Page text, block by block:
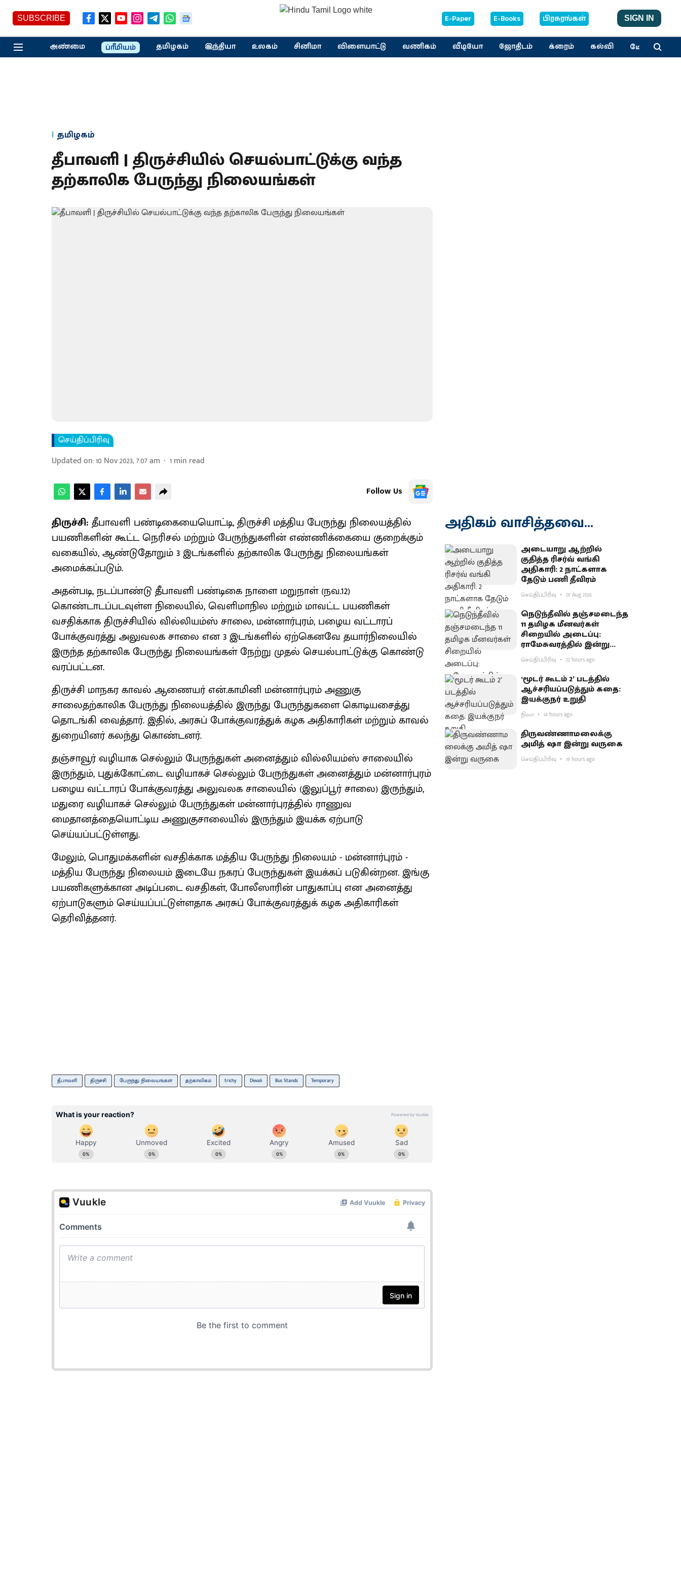
SUBSCRIBE E-Paper E-Books பிரசுரங்கள் SIGN IN
அண்மை ப்ரீமியம் தமிழகம் இந்தியா உலகம் சினிமா விளையாட்டு வணிகம் வீடியோ ஜோதிடம் க்ரைம் கல்வி மேலும்
தமிழகம்
தீபாவளி | திருச்சியில் செயல்பாட்டுக்கு வந்த
தற்காலிக பேருந்து நிலையங்கள்
செய்திப்பிரிவு
Updated on:10 Nov 2023, 7:07 am 1min read
Follow Us
திருச்சி: தீபாவளி பண்டிகையையொட்டி, திருச்சி மத்திய பேருந்து நிலையத்தில்
பயணிகளின் கூட்ட நெரிசல் மற்றும் பேருந்துகளின் எண்ணிக்கையை குறைக்கும்
வகையில், ஆண்டுதோறும் 3 இடங்களில் தற்காலிக பேருந்து நிலையங்கள்
அமைக்கப்படும்.
அதன்படி, நடப்பாண்டு தீபாவளி பண்டிகை நாளை மறுநாள் (நவ.12)
கொண்டாடப்படவுள்ள நிலையில், வெளிமாநில மற்றும் மாவட்ட பயணிகள்
வசதிக்காக திருச்சியில் வில்லியம்ஸ் சாலை, மன்னார்புரம், பழைய வட்டாரப்
போக்குவரத்து அலுவலக சாலை என 3 இடங்களில் ஏற்கெனவே தயார்நிலையில்
இருந்த தற்காலிக பேருந்து நிலையங்கள் நேற்று முதல் செயல்பாட்டுக்கு கொண்டு
வரப்பட்டன.
திருச்சி மாநகர காவல் ஆணையர் என்.காமினி மன்னார்புரம் அணுகு
சாலைதற்காலிக பேருந்து நிலையத்தில் இருந்து பேருந்துகளை கொடியசைத்து
தொடங்கி வைத்தார். இதில், அரசுப் போக்குவரத்துக் கழக அதிகாரிகள் மற்றும் காவல்
துறையினர் கலந்து கொண்டனர்.
தஞ்சாவூர் வழியாக செல்லும் பேருந்துகள் அனைத்தும் வில்லியம்ஸ் சாலையில்
இருந்தும், புதுக்கோட்டை வழியாகச் செல்லும் பேருந்துகள் அனைத்தும் மன்னார்புரம்
பழைய வட்டாரப் போக்குவரத்து அலுவலக சாலையில் (இலுப்பூர் சாலை) இருந்தும்,
மதுரை வழியாகச் செல்லும் பேருந்துகள் மன்னார்புரத்தில் ராணுவ
மைதானத்தையொட்டிய அணுகுசாலையில் இருந்தும் இயக்க ஏற்பாடு
செய்யப்பட்டுள்ளது.
மேலும், பொதுமக்களின் வசதிக்காக மத்திய பேருந்து நிலையம் - மன்னார்புரம் -
மத்திய பேருந்து நிலையம் இடையே நகரப் பேருந்துகள் இயக்கப் படுகின்றன. இங்கு
பயணிகளுக்கான அடிப்படை வசதிகள், போலீஸாரின் பாதுகாப்பு என அனைத்து
ஏற்பாடுகளும் செய்யப்பட்டுள்ளதாக அரசுப் போக்குவரத்துக் கழக அதிகாரிகள்
தெரிவித்தனர்.
தீபாவளி திருச்சி பேருந்து நிலையங்கள் தற்காலிகம் trichy Diwali Bus Stands Temporary
அதிகம் வாசித்தவை...
அடையாறு ஆற்றில்
குதித்த ரிசர்வ் வங்கி
அதிகாரி: 2 நாட்களாக
தேடும் பணி தீவிரம்
செய்திப்பிரிவு 07 Aug 2026
நெடுந்தீவில் தஞ்சமடைந்த
11 தமிழக மீனவர்கள்
சிறையில் அடைப்பு:
ராமேசுவரத்தில் இன்று
வேலைநிறுத்தம்
செய்திப்பிரிவு 22 hours ago
‘மூடர் கூடம் 2’ படத்தில்
ஆச்சரியப்படுத்​தும் கதை:
இயக்குநர் உறுதி
நிலா 14 hours ago
திருவண்ணாமலைக்கு
அமித் ஷா இன்று வருகை
செய்திப்பிரிவு 19 hours ago